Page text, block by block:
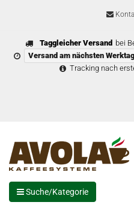
Taggleicher Versand bei
Versand am nächsten Werktag
Tracking nach
Suche/Kategorie